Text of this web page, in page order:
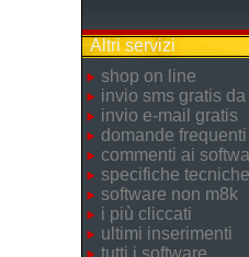
Altri servizi
shop on line
invio sms gratis da
invio e-mail gratis
domande frequenti
commenti ai
specifiche tecniche
software non m8k
i più cliccati
ultimi inserimenti
tutti i software